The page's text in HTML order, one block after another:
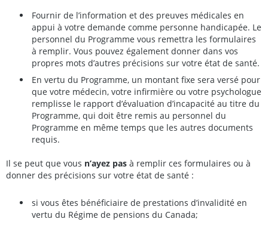
Fournir de l’information et des preuves médicales en
appui à votre demande comme personne handicapée. Le
personnel du Programme vous remettra les formulaires
à remplir. Vous pouvez également donner dans vos
propres mots d’autres précisions sur votre état de santé.
En vertu du Programme, un montant fixe sera versé pour
que votre médecin, votre infirmière ou votre psychologue
remplisse le rapport d’évaluation d’incapacité au titre du
Programme, qui doit être remis au personnel du
Programme en même temps que les autres documents
requis.
Il se peut que vous n’ayez pas à remplir ces formulaires ou à
donner des précisions sur votre état de santé :
si vous êtes bénéficiaire de prestations d’invalidité en
vertu du Régime de pensions du Canada;